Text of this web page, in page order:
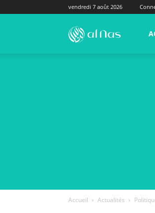
vendredi 7 août 2026
alNas.fr
Accueil Actualités